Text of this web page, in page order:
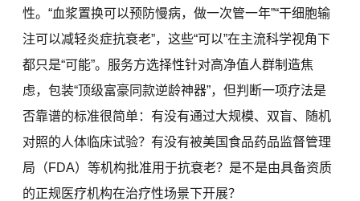
性。“血浆置换可以预防慢病，做一次管一年”“干细胞输
注可以减轻炎症抗衰老”，这些“可以”在主流科学视角下
都只是“可能”。服务方选择性针对高净值人群制造焦
虑，包装“顶级富豪同款逆龄神器”，但判断一项疗法是
否靠谱的标准很简单：有没有通过大规模、双盲、随机
对照的人体临床试验？有没有被美国食品药品监督管理
局（FDA）等机构批准用于抗衰老？是不是由具备资质
的正规医疗机构在治疗性场景下开展？